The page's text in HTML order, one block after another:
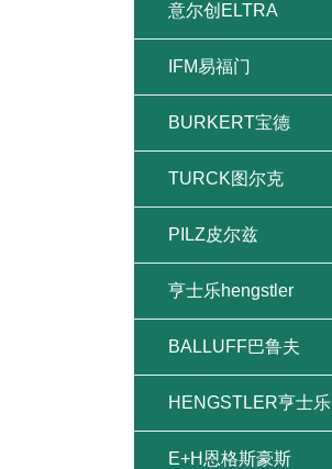
意尔创ELTRA
IFM易福门
BURKERT宝德
TURCK图尔克
PILZ皮尔兹
亨士乐hengstler
BALLUFF巴鲁夫
HENGSTLER亨士乐
E+H恩格斯豪斯